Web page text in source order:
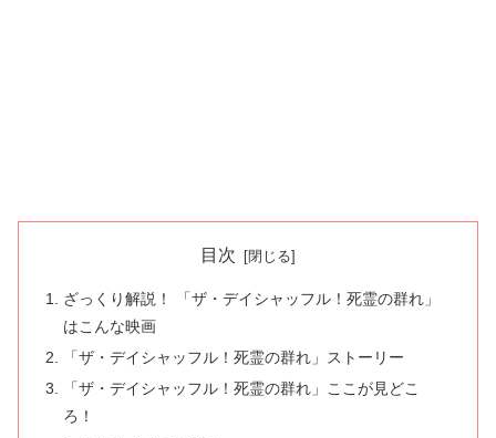
目次
ざっくり解説！ 「ザ・デイシャッフル！死霊の群れ」
はこんな映画
「ザ・デイシャッフル！死霊の群れ」ストーリー
「ザ・デイシャッフル！死霊の群れ」ここが見どこ
ろ！